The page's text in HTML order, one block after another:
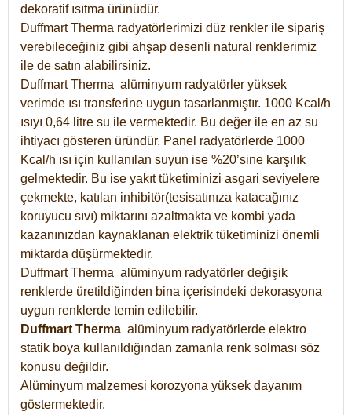
dekoratif ısıtma ürünüdür.
Duffmart Therma radyatörlerimizi düz renkler ile sipariş
verebileceğiniz gibi ahşap desenli natural renklerimiz
ile de satın alabilirsiniz.
Duffmart Therma alüminyum radyatörler yüksek
verimde ısı transferine uygun tasarlanmıştır. 1000 Kcal/h
ısıyı 0,64 litre su ile vermektedir. Bu değer ile en az su
ihtiyacı gösteren üründür. Panel radyatörlerde 1000
Kcal/h ısı için kullanılan suyun ise %20’sine karşılık
gelmektedir. Bu ise yakıt tüketiminizi asgari seviyelere
çekmekte, katılan inhibitör(tesisatınıza katacağınız
koruyucu sıvı) miktarını azaltmakta ve kombi yada
kazanınızdan kaynaklanan elektrik tüketiminizi önemli
miktarda düşürmektedir.
Duffmart Therma alüminyum radyatörler değişik
renklerde üretildiğinden bina içerisindeki dekorasyona
uygun renklerde temin edilebilir.
Duffmart Therma alüminyum radyatörlerde elektro
statik boya kullanıldığından zamanla renk solması söz
konusu değildir.
Alüminyum malzemesi korozyona yüksek dayanım
göstermektedir.